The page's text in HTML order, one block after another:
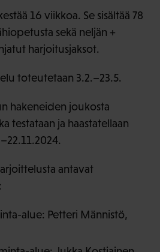
16 viikkoa. Se sisältää 78
sekä neljän +
harjoitusjaksot.
toteutetaan 3.2.–23.5.
hakeneiden joukosta
testataan ja haastatellaan
antavat
alue: Petteri Männistö,